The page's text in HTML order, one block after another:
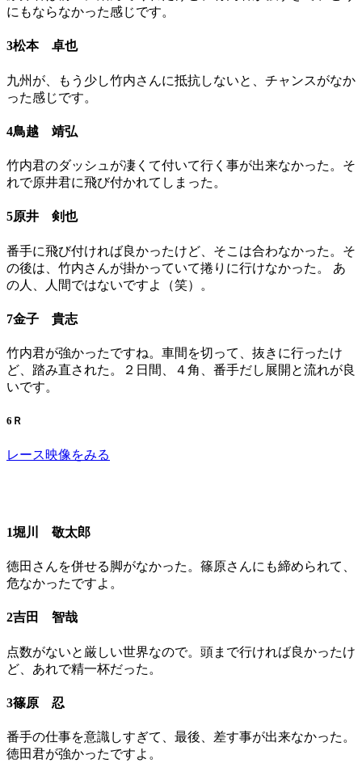
にもならなかった感じです。
3松本 卓也
九州が、もう少し竹内さんに抵抗しないと、チャンスがなか
った感じです。
4鳥越 靖弘
竹内君のダッシュが凄くて付いて行く事が出来なかった。そ
れで原井君に飛び付かれてしまった。
5原井 剣也
番手に飛び付ければ良かったけど、そこは合わなかった。そ
の後は、竹内さんが掛かっていて捲りに行けなかった。 あ
の人、人間ではないですよ（笑）。
7金子 貴志
竹内君が強かったですね。車間を切って、抜きに行ったけ
ど、踏み直された。２日間、４角、番手だし展開と流れが良
いです。
6Ｒ
レース映像をみる
1堀川 敬太郎
徳田さんを併せる脚がなかった。篠原さんにも締められて、
危なかったですよ。
2吉田 智哉
点数がないと厳しい世界なので。頭まで行ければ良かったけ
ど、あれで精一杯だった。
3篠原 忍
番手の仕事を意識しすぎて、最後、差す事が出来なかった。
徳田君が強かったですよ。